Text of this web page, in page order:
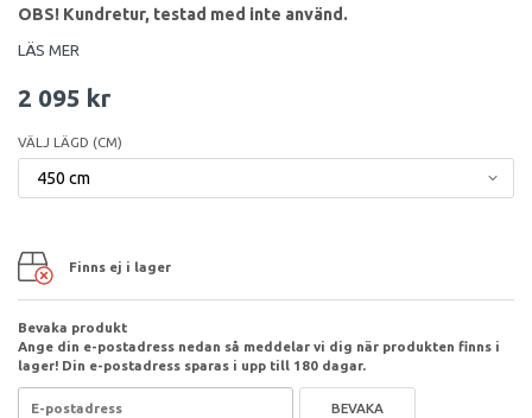
OBS! Kundretur, testad med inte använd.
LÄS MER
2 095 kr
VÄLJ LÄGD (CM)
Finns ej i lager
Bevaka produkt
Ange din e-postadress nedan så meddelar vi dig när produkten finns i
lager! Din e-postadress sparas i upp till 180 dagar.
BEVAKA